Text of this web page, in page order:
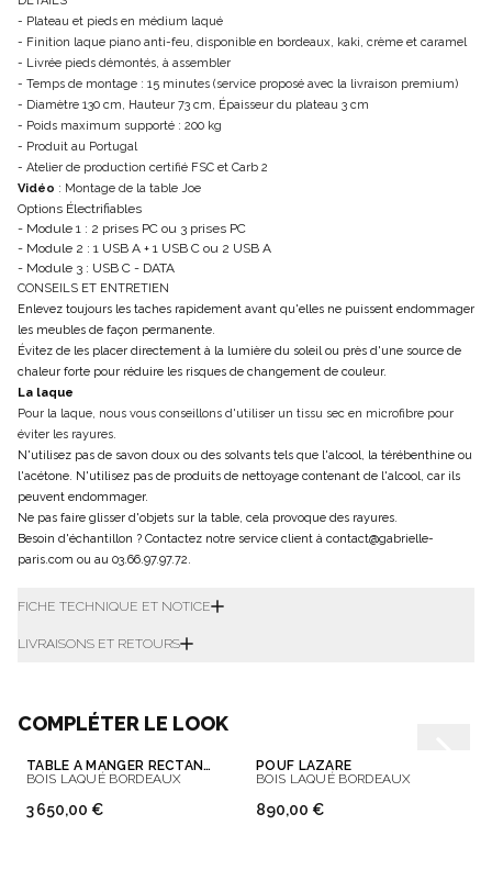
- Plateau et pieds en médium laqué
- Finition laque piano anti-feu, disponible en bordeaux, kaki, crème et caramel
- Livrée pieds démontés, à assembler
- Temps de montage : 15 minutes (service proposé avec la livraison premium)
- Diamètre 130 cm, Hauteur 73 cm, Épaisseur du plateau 3 cm
- Poids maximum supporté : 200 kg
- Produit au Portugal
- Atelier de production certifié FSC et Carb 2
Vidéo : Montage de la table Joe
Options Électrifiables
- Module 1 : 2 prises PC ou 3 prises PC
- Module 2 : 1 USB A + 1 USB C ou 2 USB A
- Module 3 : USB C - DATA
CONSEILS ET ENTRETIEN
Enlevez toujours les taches rapidement avant qu'elles ne puissent endommager
les meubles de façon permanente.
Évitez de les placer directement à la lumière du soleil ou près d'une source de
chaleur forte pour réduire les risques de changement de couleur.
La laque
Pour la laque, nous vous conseillons d'utiliser un tissu sec en microfibre pour
éviter les rayures.
N'utilisez pas de savon doux ou des solvants tels que l'alcool, la térébenthine ou
l'acétone. N'utilisez pas de produits de nettoyage contenant de l'alcool, car ils
peuvent endommager.
Ne pas faire glisser d'objets sur la table, cela provoque des rayures.
Besoin d'échantillon ? Contactez notre service client à contact@gabrielle-
paris.com ou au 03.66.97.97.72.
FICHE TECHNIQUE ET NOTICE
LIVRAISONS ET RETOURS
COMPLÉTER LE LOOK
TABLE À MANGER RECTANGULAIRE JOE
BOIS LAQUÉ BORDEAUX
3 650,00 €
POUF LAZARE
BOIS LAQUÉ BORDEAUX
890,00 €